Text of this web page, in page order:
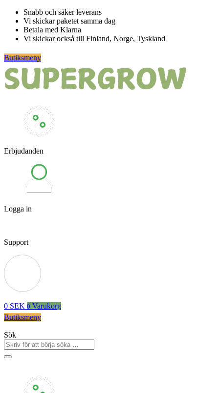
Hoppa
innehåll
Snabb och säker leverans
Vi skickar paketet samma dag
Betala med Klarna
Vi skickar också till Finland, Norge, Tyskland
Butiksmeny
Erbjudanden
Logga in
Support
0 SEK 0 Varukorg
Butiksmeny
Sök